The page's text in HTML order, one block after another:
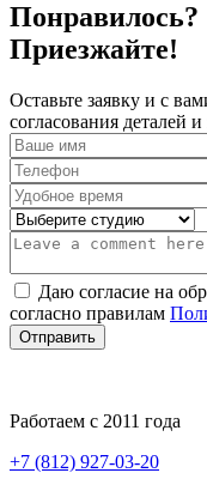
Понравилось?
Приезжайте!
Оставьте заявку и с
согласования деталей
Даю согласие на
согласно правилам
Отправить
Работаем с 2011 года
+7 (812) 927-03-20